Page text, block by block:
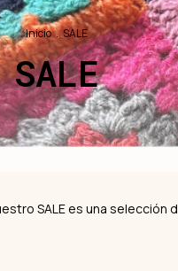
Inicio . SALE
SALE
SALE es una